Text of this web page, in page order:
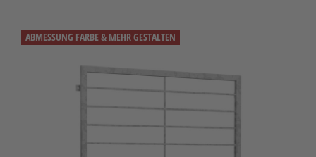
ABMESSUNG FARBE & MEHR GESTALTEN